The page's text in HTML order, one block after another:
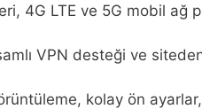
4G LTE ve 5G mobil ağ
VPN desteği ve
kolay ön